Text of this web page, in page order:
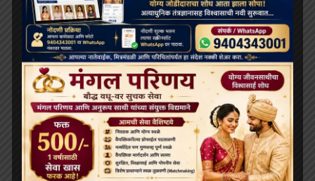
‘विकसित भारत 2047’ के लिए बौद्ध मूल्य और आधुनिक विज्ञान
अहम: हिमाचल के राज्यपाल
थाईलैंड के महामहिम राजा ने सड़क दुर्घटना में घायल भिक्षुओं की
देखभाल की जिम्मेदारी ली, शाही संरक्षण में होगा उपचार
दलाई लामा लद्दाख लौटे, भारत के हिमालयी बौद्ध संबंधों को और
मज़बूत किया
ARCHIVES